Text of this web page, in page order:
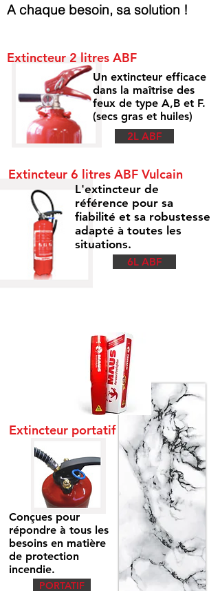
Extincteur 2 litres ABF
Un extincteur efficace
dans la maîtrise des
feux de type A,B et F.
(secs gras et huiles)
2L ABF
Extincteur 6 litres ABF Vulcain
L'extincteur de
référence pour sa
fiabilité et sa robustesse
adapté à toutes les
situations.
6L ABF
Extincteur portatif
Conçues pour
répondre à tous les
besoins en matière
de protection
incendie.
PORTATIF
JE DÉCOUVRE
A chaque besoin, sa solution !